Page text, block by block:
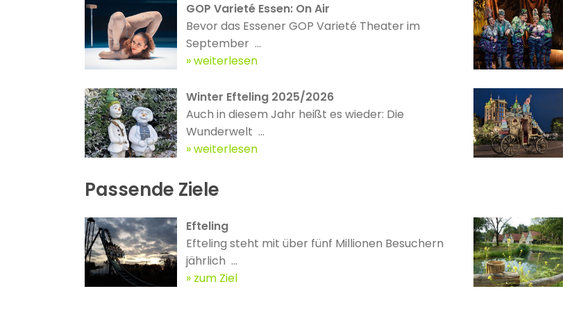
GOP Varieté Essen: On Air
Bevor das Essener GOP Varieté Theater im
September ...
weiterlesen
Winter Efteling 2025/2026
Auch in diesem Jahr heißt es wieder: Die
Wunderwelt ...
weiterlesen
Passende Ziele
Efteling
Efteling steht mit über fünf Millionen Besuchern
jährlich ...
zum Ziel